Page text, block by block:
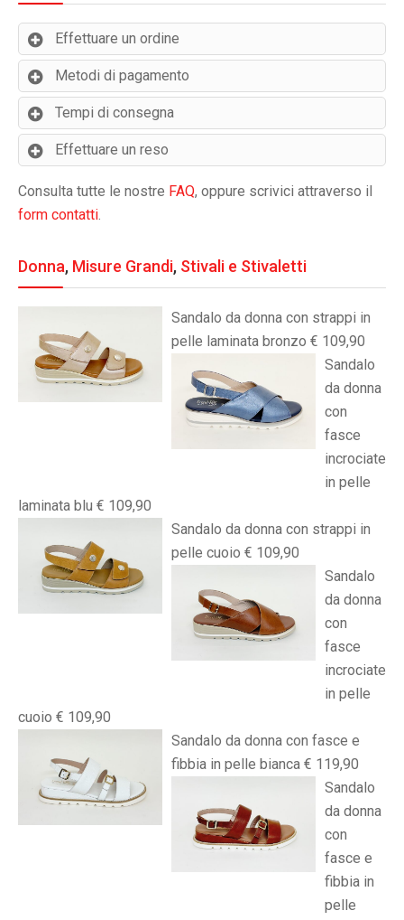
Effettuare un ordine
Metodi di pagamento
Tempi di consegna
Effettuare un reso
Consulta tutte le nostre FAQ, oppure scrivici attraverso il
form contatti.
Donna, Misure Grandi, Stivali e Stivaletti
Sandalo da donna con strappi in
pelle laminata bronzo € 109,90
Sandalo
da donna
con
fasce
incrociate
in pelle
laminata blu € 109,90
Sandalo da donna con strappi in
pelle cuoio € 109,90
Sandalo
da donna
con
fasce
incrociate
in pelle
cuoio € 109,90
Sandalo da donna con fasce e
fibbia in pelle bianca € 119,90
Sandalo
da donna
con
fasce e
fibbia in
pelle